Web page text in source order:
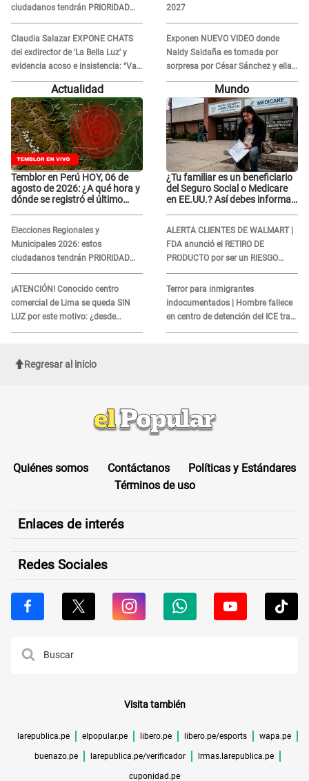
ciudadanos tendrán PRIORIDAD
para votar el 4 de octubre
Claudia Salazar EXPONE CHATS
del exdirector de 'La Bella Luz' y
evidencia acoso e insistencia: "Vas
a estar conmigo, no pasa nada"
2027
Exponen NUEVO VIDEO donde
Naldy Saldaña es tomada por
sorpresa por César Sánchez y ella
evidencia su REACCIÓN: Le agarró
Actualidad
Temblor en Perú HOY, 06 de
agosto de 2026: ¿A qué hora y
dónde se registró el último
Elecciones Regionales y
Municipales 2026: estos
ciudadanos tendrán PRIORIDAD
para votar el 4 de octubre
¡ATENCIÓN! Conocido centro
comercial de Lima se queda SIN
LUZ por este motivo: ¿desde
cuándo atenderá?
Mundo
¿Tu familiar es un beneficiario
del Seguro Social o Medicare
en EE.UU.? Así debes informar
ALERTA CLIENTES DE WALMART |
FDA anunció el RETIRO DE
PRODUCTO por ser un RIESGO
MORTAL para consumidores: ¿Cuál
es?
Terror para inmigrantes
indocumentados | Hombre fallece
en centro de detención del ICE tras
sufrir una "emergencia médica"
Regresar al inicio
Quiénes somos Contáctanos
Políticas y Estándares
Términos de uso
Enlaces de interés
Redes Sociales
Visita también
larepublica.pe elpopular.pe libero.pe libero.pe/esports wapa.pe
buenazo.pe larepublica.pe/verificador lrmas.larepublica.pe
cuponidad.pe